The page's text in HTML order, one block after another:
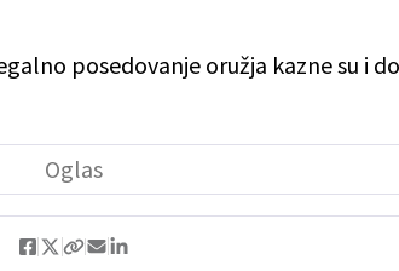
posedovanje oružja kazne su i